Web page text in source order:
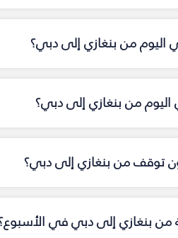
اليوم من بنغازي إلى دبي؟
اليوم من بنغازي إلى دبي؟
توقف من بنغازي إلى دبي؟
من بنغازي إلى دبي في